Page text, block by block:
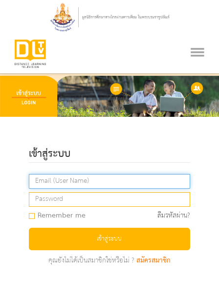
เข้าสู่ระบบ
Remember me ลืมรหัสผ่าน?
เข้าสู่ระบบ
คุณยังไม่ได้เป็นสมาชิกใช่หรือไม่ ?สมัครสมาชิก